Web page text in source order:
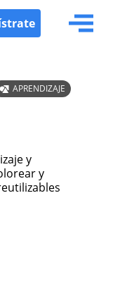
APRENDIZAJE
y